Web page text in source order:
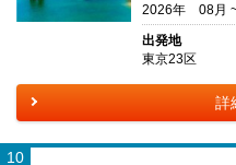
2026年 08月
出発地
東京23区
詳
10